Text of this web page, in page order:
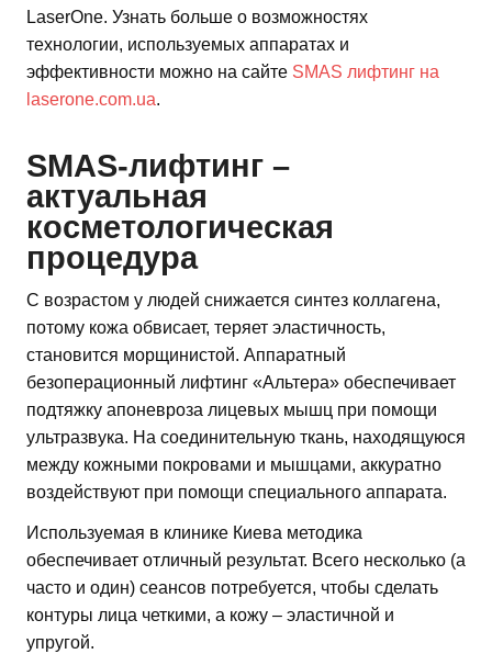
LaserOne. Узнать больше о возможностях
технологии, используемых аппаратах и
эффективности можно на сайте SMAS лифтинг на
laserone.com.ua.
SMAS-лифтинг –
актуальная
косметологическая
процедура
С возрастом у людей снижается синтез коллагена,
потому кожа обвисает, теряет эластичность,
становится морщинистой. Аппаратный
безоперационный лифтинг «Альтера» обеспечивает
подтяжку апоневроза лицевых мышц при помощи
ультразвука. На соединительную ткань, находящуюся
между кожными покровами и мышцами, аккуратно
воздействуют при помощи специального аппарата.
Используемая в клинике Киева методика
обеспечивает отличный результат. Всего несколько (а
часто и один) сеансов потребуется, чтобы сделать
контуры лица четкими, а кожу – эластичной и
упругой.